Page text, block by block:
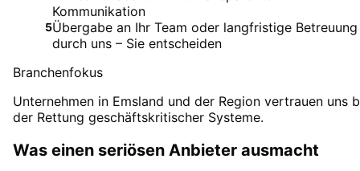
Kommunikation
5Übergabe an Ihr Team oder langfristige Betreuung
durch uns – Sie entscheiden
Branchenfokus
Unternehmen in Emsland und der Region vertrauen uns
der Rettung geschäftskritischer Systeme.
Was einen seriösen Anbieter ausmacht